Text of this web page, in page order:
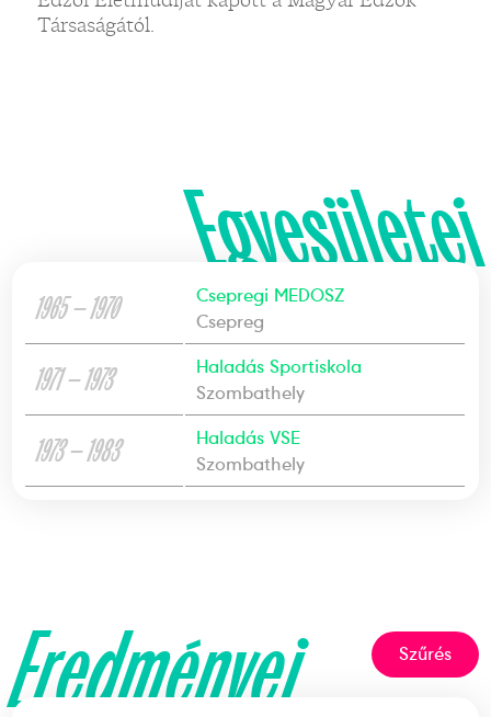
Társaságától.
Egyesületei
1965 — 1970
Csepregi MEDOSZ
Csepreg
1971 — 1973
Haladás Sportiskola
Szombathely
1973 — 1983
Haladás VSE
Szombathely
Eredményei Szűrés